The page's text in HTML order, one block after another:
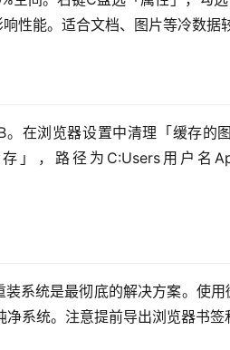
性能。适合文档、图片等冷数据
在浏览器设置中清理「缓存的
」，路径为C:Users用户名
系统是最彻底的解决方案。使
系统。注意提前导出浏览器书签